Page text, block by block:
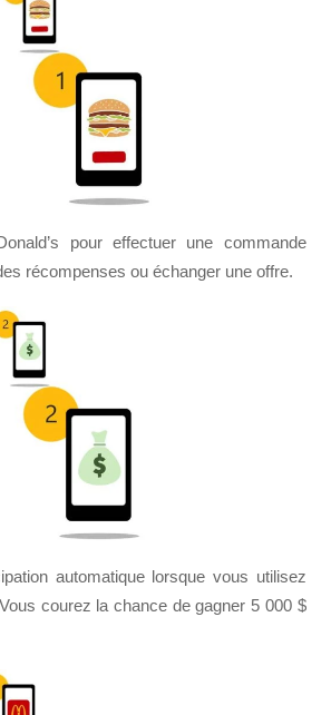
pour effectuer une commande
récompenses ou échanger une offre.
automatique lorsque vous utilisez
Vous courez la chance de gagner 5 000 $